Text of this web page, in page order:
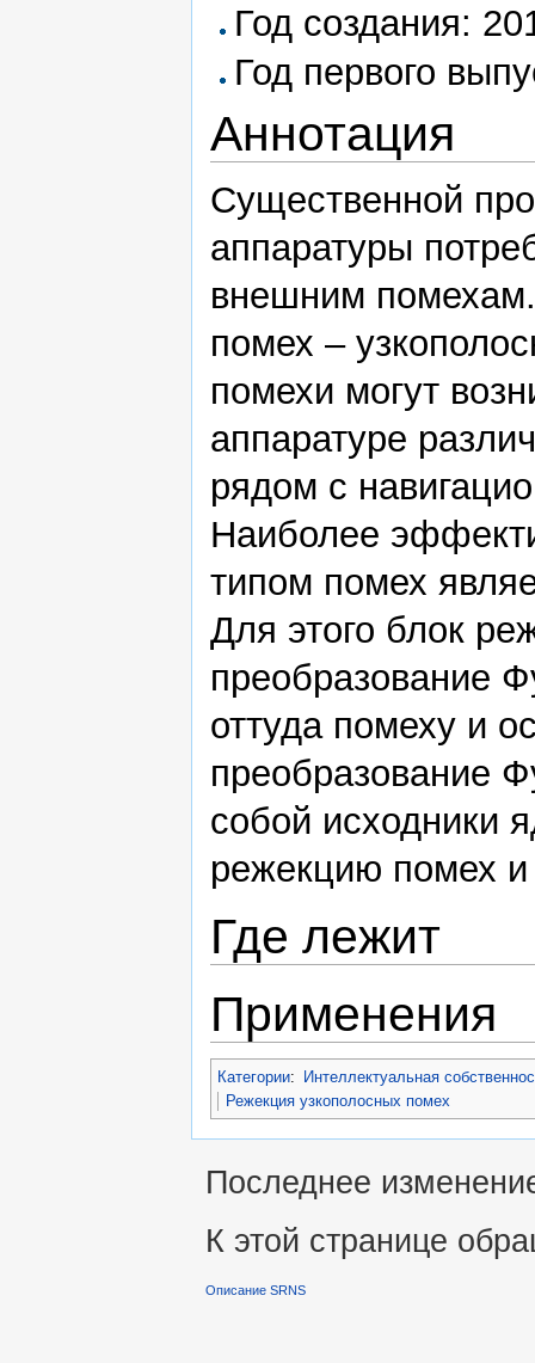
Год создания:
Год первого
Аннотация
Существенной
аппаратуры
внешним
помех –
помехи могут
аппаратуре
рядом с
Наиболее
типом помех
Для этого блок
преобразование
оттуда помеху и
преобразование
собой исходники
режекцию помех
Где лежит
Применения
Категории:
Интеллектуальная
Режекция узкополосных помех
Последнее
К этой странице
Описание SRNS